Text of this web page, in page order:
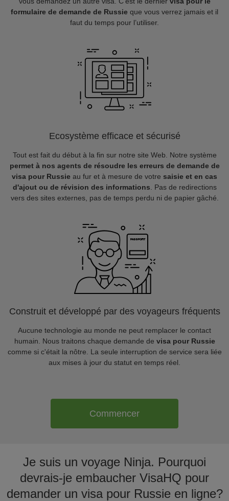
formulaire de demande de Russie que vous verrez jamais et il
faut du temps pour l’utiliser.
Ecosystème efficace et sécurisé
Tout est fait du début à la fin sur notre site Web. Notre système
permet à nos agents de résoudre les erreurs de demande de
visa pour Russie au fur et à mesure de votre saisie et en cas
d'ajout ou de révision des informations . Pas de redirections
vers des sites externes, pas de temps perdu ni de papier gâché.
Construit et développé par des voyageurs fréquents
Aucune technologie au monde ne peut remplacer le contact
humain. Nous traitons chaque demande de visa pour Russie
comme si c'était la nôtre. La seule interruption de service sera liée
aux mises à jour du statut en temps réel.
Commencer
Je suis un voyage Ninja. Pourquoi
devrais-je embaucher VisaHQ pour
demander un visa pour Russie en ligne?